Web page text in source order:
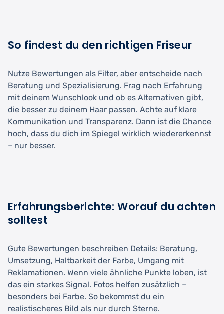
So findest du den richtigen Friseur
Nutze Bewertungen als Filter, aber entscheide nach
Beratung und Spezialisierung. Frag nach Erfahrung
mit deinem Wunschlook und ob es Alternativen gibt,
die besser zu deinem Haar passen. Achte auf klare
Kommunikation und Transparenz. Dann ist die Chance
hoch, dass du dich im Spiegel wirklich wiedererkennst
– nur besser.
Erfahrungsberichte: Worauf du achten
solltest
Gute Bewertungen beschreiben Details: Beratung,
Umsetzung, Haltbarkeit der Farbe, Umgang mit
Reklamationen. Wenn viele ähnliche Punkte loben, ist
das ein starkes Signal. Fotos helfen zusätzlich –
besonders bei Farbe. So bekommst du ein
realistischeres Bild als nur durch Sterne.